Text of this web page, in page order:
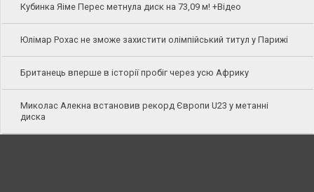
Кубинка Яіме Перес метнула диск на 73,09 м! +Відео
Юлімар Рохас не зможе захистити олімпійський титул у Парижі
Британець вперше в історії пробіг через усю Африку
Миколас Алекна встановив рекорд Європи U23 у метанні
диска